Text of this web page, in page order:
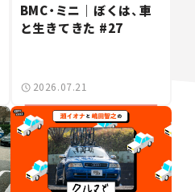
BMC・ミニ｜ぼくは、車
と生きてきた #27
2026.07.21